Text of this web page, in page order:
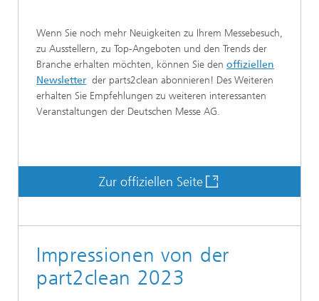
Wenn Sie noch mehr Neuigkeiten zu Ihrem Messebesuch,
zu Ausstellern, zu Top-Angeboten und den Trends der
Branche erhalten möchten, können Sie den offiziellen
Newsletter der parts2clean abonnieren! Des Weiteren
erhalten Sie Empfehlungen zu weiteren interessanten
Veranstaltungen der Deutschen Messe AG.
Zur offiziellen Seite
Impressionen von der
part2clean 2023